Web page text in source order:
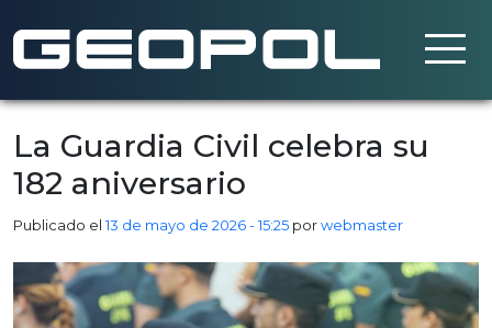
Saltar al contenido principal
La Guardia Civil celebra su
182 aniversario
Publicado el13 de mayo de 2026 - 15:25 porwebmaster